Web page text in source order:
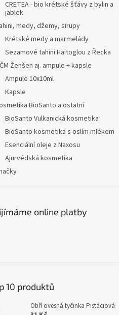
CRETEA - bio krétské šťávy z bylin a
jablek
medy, džemy, sirupy
Krétské medy a marmelády
Sezamové tahini Haitoglou z Řecka
Ženšen aj. ampule + kapsle
Ampule 10x10ml
Kapsle
BioSanto a ostatní
BioSanto Vulkanická kosmetika
BioSanto kosmetika s oslím mlékem
Esenciální oleje z Naxosu
Ajurvédská kosmetika
online platby
10 produktů
Obří ovesná tyčinka Pistáciová